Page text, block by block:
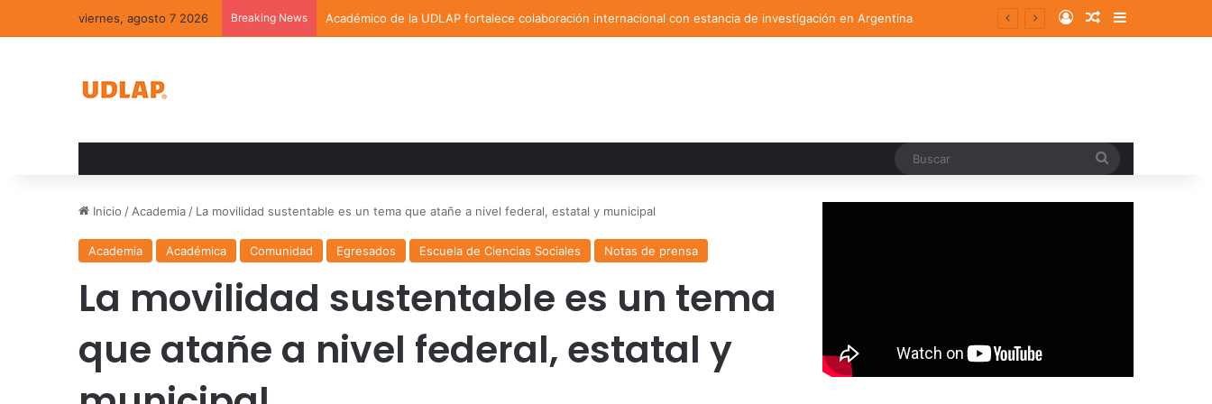
viernes, agosto 7 2026 Breaking News Académico de la UDLAP fortalece colaboración internacional con estancia de investigación en Argentina Log InRandom Article
Sidebar
Inicio / Academia / La movilidad sustentable es un tema que atañe a nivel federal, estatal y municipal
Academia Académica Comunidad Egresados Escuela de Ciencias Sociales Notas de prensa
La movilidad sustentable es un tema
que atañe a nivel federal, estatal y